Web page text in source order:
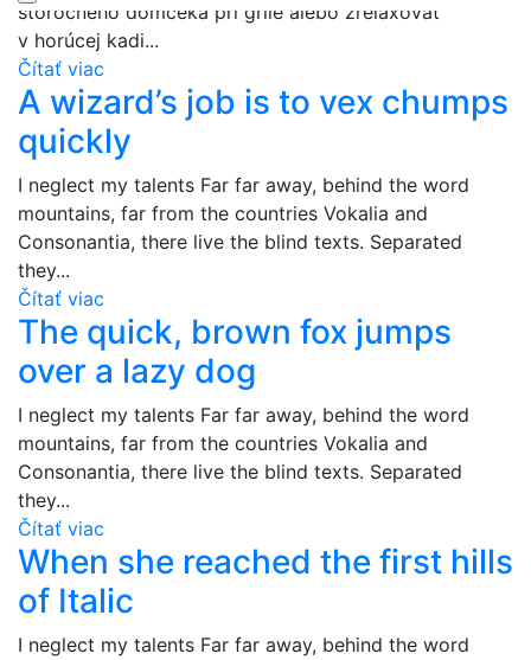
storočného domčeka pri grile alebo zrelaxovať
v horúcej kadi...
Čítať viac
A wizard’s job is to vex chumps
quickly
I neglect my talents Far far away, behind the word
mountains, far from the countries Vokalia and
Consonantia, there live the blind texts. Separated
they...
Čítať viac
The quick, brown fox jumps
over a lazy dog
I neglect my talents Far far away, behind the word
mountains, far from the countries Vokalia and
Consonantia, there live the blind texts. Separated
they...
Čítať viac
When she reached the first hills
of Italic
I neglect my talents Far far away, behind the word